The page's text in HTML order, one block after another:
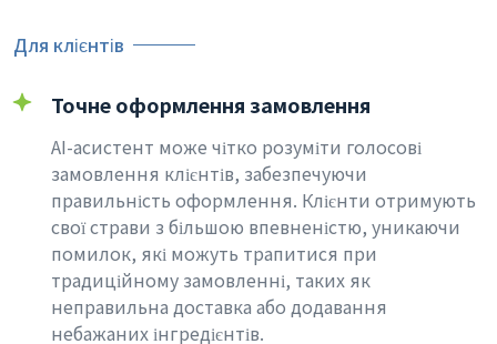
Для клієнтів
Точне оформлення замовлення
AI-асистент може чітко розуміти голосові
замовлення клієнтів, забезпечуючи
правильність оформлення. Клієнти отримують
свої страви з більшою впевненістю, уникаючи
помилок, які можуть трапитися при
традиційному замовленні, таких як
неправильна доставка або додавання
небажаних інгредієнтів.